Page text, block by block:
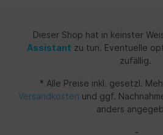
Dieser Shop hat in keinster
Assistant zu tun. Eventuelle
zufällig.
* Alle Preise inkl. gesetzl.
Versandkosten und ggf.
anders
-